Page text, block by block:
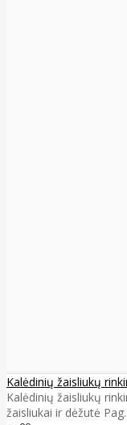
Kalėdinių žaisliukų
Kalėdinių žaisliukų
žaisliukai ir dėžutė Pag..